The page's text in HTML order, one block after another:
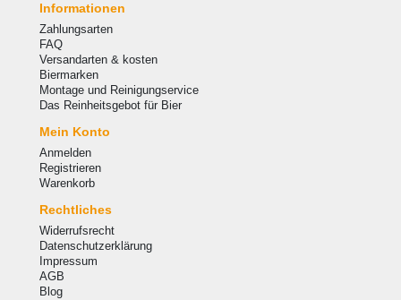
Informationen
Zahlungsarten
FAQ
Versandarten & kosten
Biermarken
Montage und Reinigungservice
Das Reinheitsgebot für Bier
Mein Konto
Anmelden
Registrieren
Warenkorb
Rechtliches
Widerrufsrecht
Datenschutzerklärung
Impressum
AGB
Blog